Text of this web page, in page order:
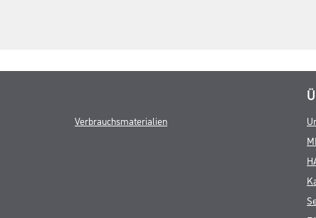
Verbrauchsmaterialien